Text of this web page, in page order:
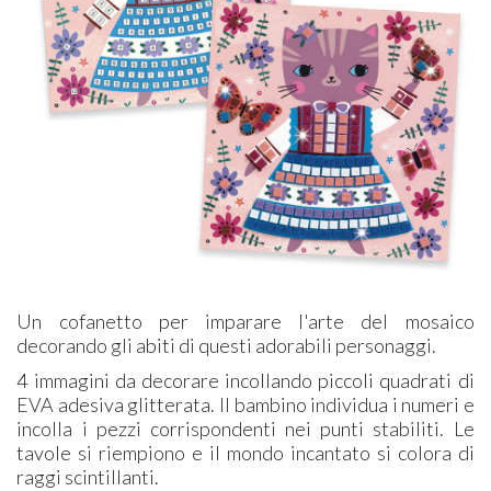
Un cofanetto per imparare l'arte del mosaico
decorando gli abiti di questi adorabili personaggi.
4 immagini da decorare incollando piccoli quadrati di
EVA adesiva glitterata. Il bambino individua i numeri e
incolla i pezzi corrispondenti nei punti stabiliti. Le
tavole si riempiono e il mondo incantato si colora di
raggi scintillanti.